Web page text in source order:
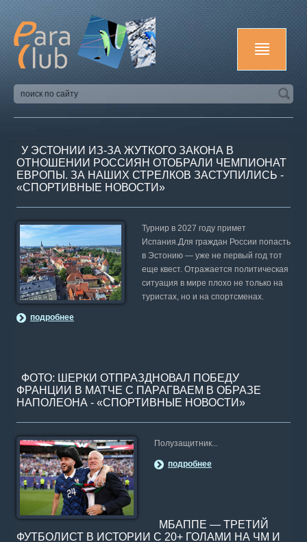
У ЭСТОНИИ ИЗ-ЗА ЖУТКОГО ЗАКОНА В
ОТНОШЕНИИ РОССИЯН ОТОБРАЛИ ЧЕМПИОНАТ
ЕВРОПЫ. ЗА НАШИХ СТРЕЛКОВ ЗАСТУПИЛИСЬ -
«СПОРТИВНЫЕ НОВОСТИ»
Турнир в 2027 году примет
Испания.Для граждан России попасть
в Эстонию — уже не первый год тот
еще квест. Отражается политическая
ситуация в мире плохо не только на
туристах, но и на спортсменах.
подробнее
ФОТО: ШЕРКИ ОТПРАЗДНОВАЛ ПОБЕДУ
ФРАНЦИИ В МАТЧЕ С ПАРАГВАЕМ В ОБРАЗЕ
НАПОЛЕОНА - «СПОРТИВНЫЕ НОВОСТИ»
Полузащитник...
подробнее
МБАППЕ — ТРЕТИЙ
ФУТБОЛИСТ В ИСТОРИИ С 20+ ГОЛАМИ НА ЧМ И